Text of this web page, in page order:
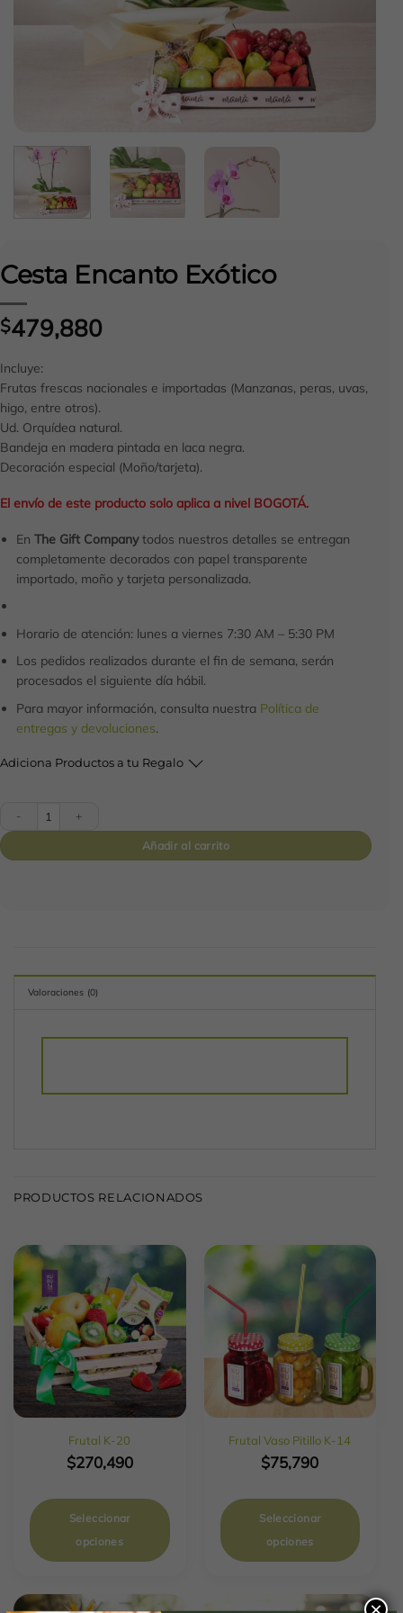
Cesta Encanto Exótico
$479,880
Incluye:
Frutas frescas nacionales e importadas (Manzanas, peras, uvas,
higo, entre otros).
Ud. Orquídea natural.
Bandeja en madera pintada en laca negra.
Decoración especial (Moño/tarjeta).
El envío de este producto solo aplica a nivel BOGOTÁ.
En The Gift Companytodos nuestros detalles se entregan
completamente decorados con papel transparente
importado, moño y tarjeta personalizada.
Horario de atención: lunes a viernes 7:30 AM – 5:30 PM
Los pedidos realizados durante el fin de semana, serán
procesados el siguiente día hábil.
Para mayor información, consulta nuestra Política de
entregas y devoluciones.
Adiciona Productos a tu Regalo
Añadir al carrito
Valoraciones (0)
PRODUCTOS RELACIONADOS
Frutal K-20
$270,490
Seleccionar
opciones
Frutal Vaso Pitillo K-14
$75,790
Seleccionar
opciones